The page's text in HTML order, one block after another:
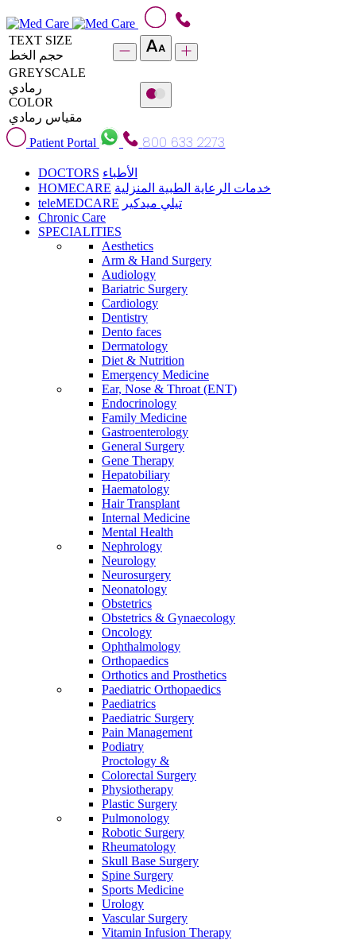
TEXT SIZE
حجم الخط
GREYSCALE
رمادي
COLOR
مقياس رمادي
Patient Portal
800 633 2273
DOCTORS الأطباء
HOMECARE خدمات الرعاية الطبية المنزلية
teleMEDCARE تيلي ميدكير
Chronic Care
SPECIALITIES
Aesthetics
Arm & Hand Surgery
Audiology
Bariatric Surgery
Cardiology
Dentistry
Dento faces
Dermatology
Diet & Nutrition
Emergency Medicine
Ear, Nose & Throat (ENT)
Endocrinology
Family Medicine
Gastroenterology
General Surgery
Gene Therapy
Hepatobiliary
Haematology
Hair Transplant
Internal Medicine
Mental Health
Nephrology
Neurology
Neurosurgery
Neonatology
Obstetrics
Obstetrics & Gynaecology
Oncology
Ophthalmology
Orthopaedics
Orthotics and Prosthetics
Paediatric Orthopaedics
Paediatrics
Paediatric Surgery
Pain Management
Podiatry
Proctology &
Colorectal Surgery
Physiotherapy
Plastic Surgery
Pulmonology
Robotic Surgery
Rheumatology
Skull Base Surgery
Spine Surgery
Sports Medicine
Urology
Vascular Surgery
Vitamin Infusion Therapy